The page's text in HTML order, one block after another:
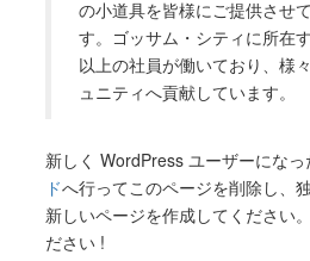
の小道具を皆様にご提供させ
す。ゴッサム・シティに所在
以上の社員が働いており、様
ュニティへ貢献しています。
新しく WordPress ユーザーになっ
ドへ行ってこのページを削除し、
新しいページを作成してください
ださい !